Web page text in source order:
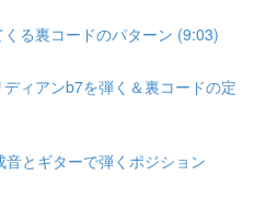
る裏コードのパターン (9:03)
ィアンb7を弾く＆裏コードの定
音とギターで弾くポジション